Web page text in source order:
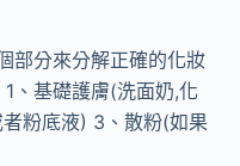
部分來分解正確的化妝
、基礎護膚(洗面奶,化
粉底液) 3、散粉(如果